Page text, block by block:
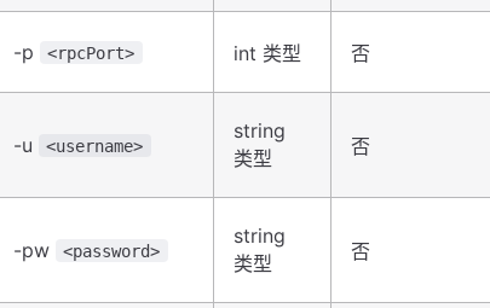
-p <rpcPort> int 类型 否
-u <username>
string
类型
否
-pw <password>
string
类型
否